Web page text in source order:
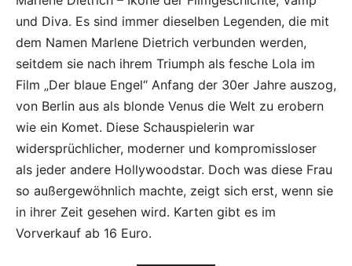
und Diva. Es sind immer dieselben Legenden, die mit
dem Namen Marlene Dietrich verbunden werden,
seitdem sie nach ihrem Triumph als fesche Lola im
Film „Der blaue Engel“ Anfang der 30er Jahre auszog,
von Berlin aus als blonde Venus die Welt zu erobern
wie ein Komet. Diese Schauspielerin war
widersprüchlicher, moderner und kompromissloser
als jeder andere Hollywoodstar. Doch was diese Frau
so außergewöhnlich machte, zeigt sich erst, wenn sie
in ihrer Zeit gesehen wird. Karten gibt es im
Vorverkauf ab 16 Euro.